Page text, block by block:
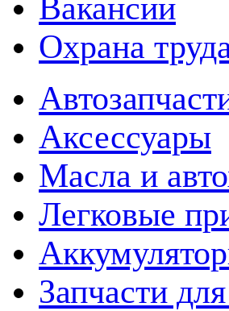
Вакансии
Охрана
Аксессуары
Масла и
Легковые
Запчасти